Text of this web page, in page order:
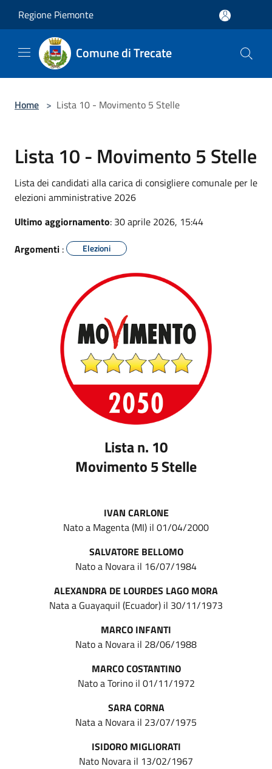
Regione Piemonte
Comune di Trecate
Home > Lista 10 - Movimento 5 Stelle
Lista 10 - Movimento 5 Stelle
Lista dei candidati alla carica di consigliere comunale per le
elezioni amministrative 2026
Ultimo aggiornamento: 30 aprile 2026, 15:44
Argomenti : Elezioni
Lista n. 10
Movimento 5 Stelle
IVAN CARLONE
Nato a Magenta (MI) il 01/04/2000
SALVATORE BELLOMO
Nato a Novara il 16/07/1984
ALEXANDRA DE LOURDES LAGO MORA
Nata a Guayaquil (Ecuador) il 30/11/1973
MARCO INFANTI
Nato a Novara il 28/06/1988
MARCO COSTANTINO
Nato a Torino il 01/11/1972
SARA CORNA
Nata a Novara il 23/07/1975
ISIDORO MIGLIORATI
Nato Novara il 13/02/1967